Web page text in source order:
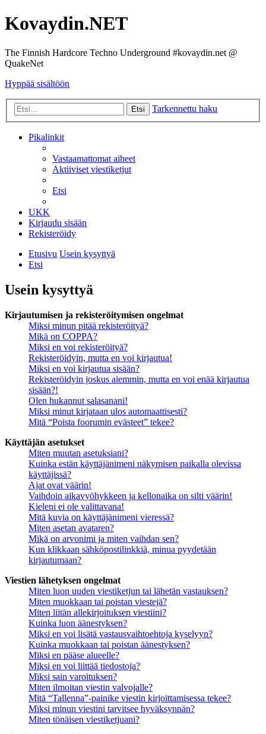
Kovaydin.NET
The Finnish Hardcore Techno Underground #kovaydin.net @
QuakeNet
Hyppää sisältöön
Etsi Tarkennettu haku
Pikalinkit
Vastaamattomat aiheet
Aktiiviset viestiketjut
Etsi
UKK
Kirjaudu sisään
Rekisteröidy
Etusivu Usein kysyttyä
Etsi
Usein kysyttyä
Kirjautumisen ja rekisteröitymisen ongelmat
Miksi minun pitää rekisteröityä?
Mikä on COPPA?
Miksi en voi rekisteröityä?
Rekisteröidyin, mutta en voi kirjautua!
Miksi en voi kirjautua sisään?
Rekisteröidyin joskus aiemmin, mutta en voi enää kirjautua
sisään?!
Olen hukannut salasanani!
Miksi minut kirjataan ulos automaattisesti?
Mitä “Poista foorumin evästeet” tekee?
Käyttäjän asetukset
Miten muutan asetuksiani?
Kuinka estän käyttäjänimeni näkymisen paikalla olevissa
käyttäjissä?
Ajat ovat väärin!
Vaihdoin aikavyöhykkeen ja kellonaika on silti väärin!
Kieleni ei ole valittavana!
Mitä kuvia on käyttäjänimeni vieressä?
Miten asetan avataren?
Mikä on arvonimi ja miten vaihdan sen?
Kun klikkaan sähköpostilinkkiä, minua pyydetään
kirjautumaan?
Viestien lähetyksen ongelmat
Miten luon uuden viestiketjun tai lähetän vastauksen?
Miten muokkaan tai poistan viestejä?
Miten liitän allekirjoituksen viestiini?
Kuinka luon äänestyksen?
Miksi en voi lisätä vastausvaihtoehtoja kyselyyn?
Kuinka muokkaan tai poistan äänestyksen?
Miksi en pääse alueelle?
Miksi en voi liittää tiedostoja?
Miksi sain varoituksen?
Miten ilmoitan viestin valvojalle?
Mitä “Tallenna”-painike viestin kirjoittamisessa tekee?
Miksi minun viestini tarvitsee hyväksynnän?
Miten tönäisen viestiketjuani?